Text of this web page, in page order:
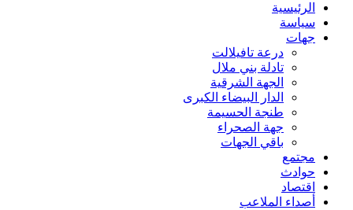
الرئيسية
سياسة
جهات
درعة تافيلالت
تادلة بني ملال
الجهة الشرقية
الدار البيضاء الكبرى
طنجة الحسيمة
جهة الصحراء
باقي الجهات
مجتمع
حوادث
اقتصاد
أصداء الملاعب